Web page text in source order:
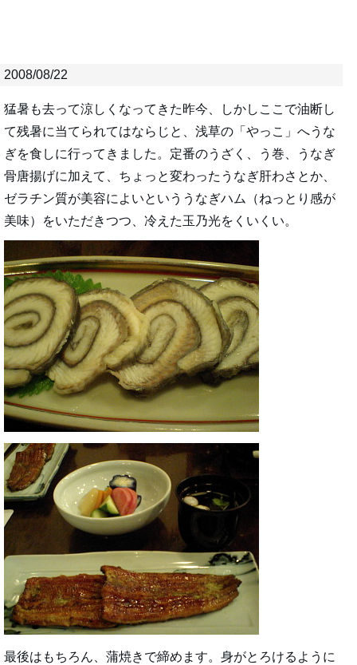
2008/08/22
猛暑も去って涼しくなってきた昨今、しかしここで油断し
て残暑に当てられてはならじと、浅草の「やっこ」へうな
ぎを食しに行ってきました。定番のうざく、う巻、うなぎ
骨唐揚げに加えて、ちょっと変わったうなぎ肝わさとか、
ゼラチン質が美容によいといううなぎハム（ねっとり感が
美味）をいただきつつ、冷えた玉乃光をくいくい。
最後はもちろん、蒲焼きで締めます。身がとろけるように